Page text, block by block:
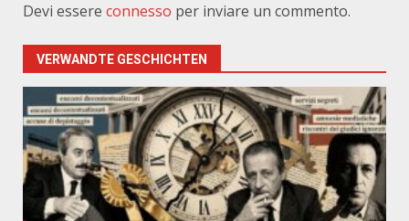
Devi essere connesso per inviare un commento.
VERWANDTE GESCHICHTEN